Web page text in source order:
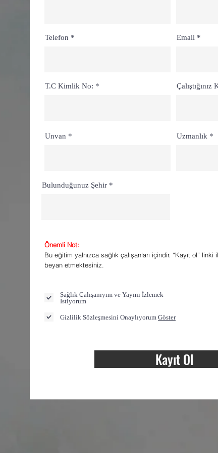
Telefon Email
T.C Kimlik No: Çalıştığınız
Unvan Uzmanlık
Bulunduğunuz Şehir
Önemli Not:
Bu eğitim yalnızca sağlık çalışanları içindir. “Kayıt ol” linki
beyan etmektesiniz.
Sağlık Çalışanıyım ve Yayını İzlemek
İstiyorum
Gizlilik Sözleşmesini Onaylıyorum Göster
Kayıt Ol